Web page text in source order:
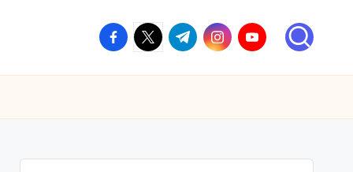
facebook.com
twitter.com
t.me instagram.com
youtube.com